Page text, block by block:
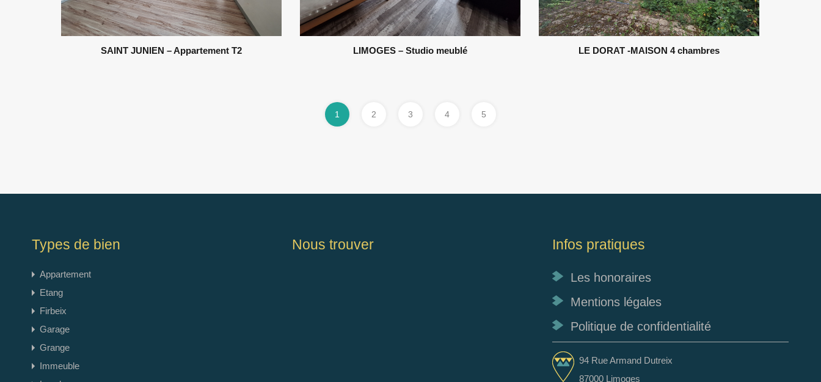
SAINT JUNIEN – Appartement T2 LIMOGES – Studio meublé LE DORAT -MAISON 4 chambres
1 2 3 4 5
Types de bien
Appartement
Etang
Firbeix
Garage
Grange
Immeuble
Nous trouver Infos pratiques
Les honoraires
Mentions légales
Politique de confidentialité
94 Rue Armand Dutreix
87000 Limoges